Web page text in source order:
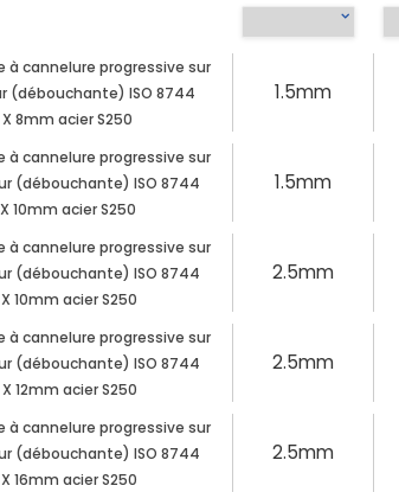
à cannelure progressive sur
(débouchante) ISO 8744
8mm acier S250
1.5mm
à cannelure progressive sur
(débouchante) ISO 8744
10mm acier S250
1.5mm
à cannelure progressive sur
(débouchante) ISO 8744
10mm acier S250
2.5mm
à cannelure progressive sur
(débouchante) ISO 8744
12mm acier S250
2.5mm
à cannelure progressive sur
(débouchante) ISO 8744
16mm acier S250
2.5mm